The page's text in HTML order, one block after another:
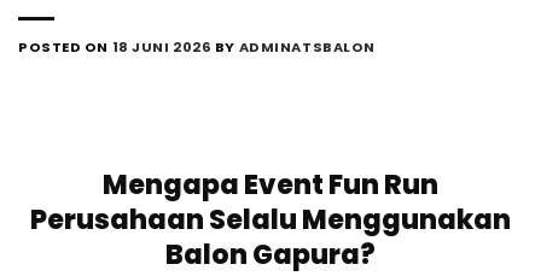
POSTED ON 18 JUNI 2026 BY ADMINATSBALON
Mengapa Event Fun Run
Perusahaan Selalu Menggunakan
Balon Gapura?